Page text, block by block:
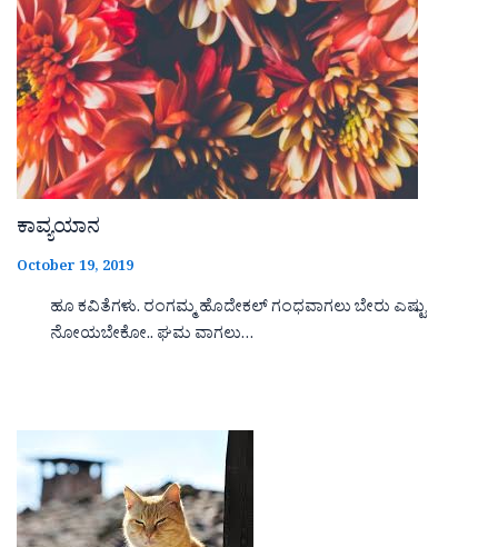
ಕಾವ್ಯಯಾನ
October 19, 2019
ಹೂ ಕವಿತೆಗಳು. ರಂಗಮ್ಮ ಹೊದೇಕಲ್ ಗಂಧವಾಗಲು ಬೇರು ಎಷ್ಟು
ನೋಯಬೇಕೋ.. ಘಮ ವಾಗಲು…